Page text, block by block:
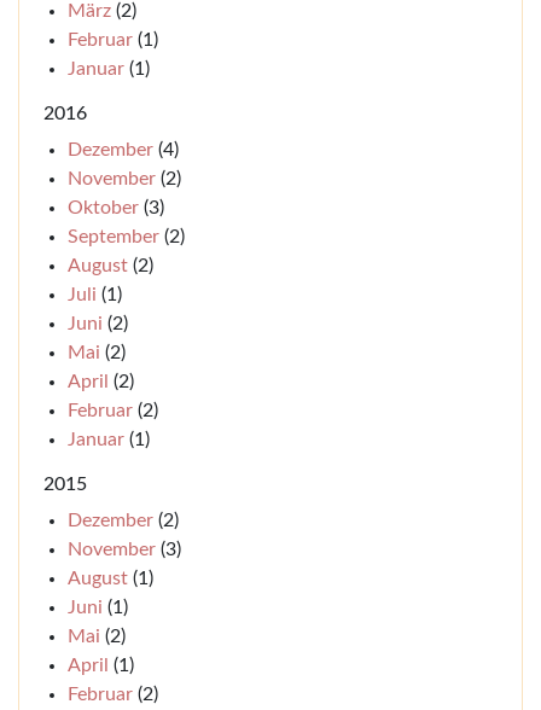
März (2)
Februar (1)
Januar (1)
2016
Dezember (4)
November (2)
Oktober (3)
September (2)
August (2)
Juli (1)
Juni (2)
Mai (2)
April (2)
Februar (2)
Januar (1)
2015
Dezember (2)
November (3)
August (1)
Juni (1)
Mai (2)
April (1)
Februar (2)